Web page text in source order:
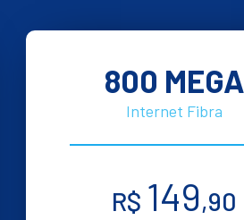
800 MEGA
Internet Fibra
R$ 149,90